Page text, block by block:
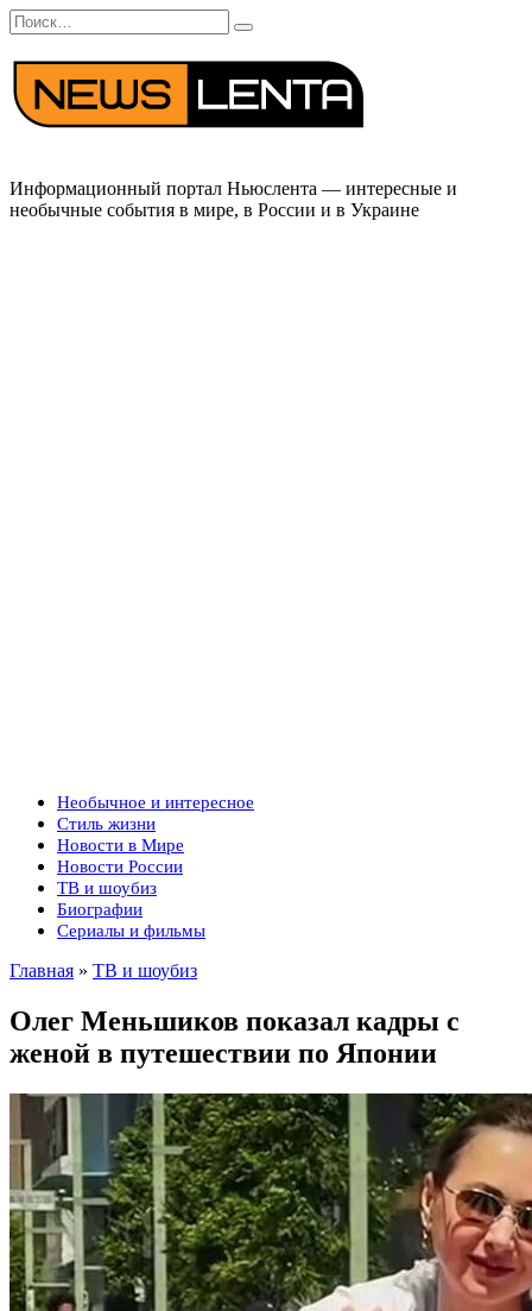
Перейти
к
содержанию
Search
for:
Информационный портал Ньюслента — интересные и
необычные события в мире, в России и в Украине
Необычное и интересное
Стиль жизни
Новости в Мире
Новости России
ТВ и шоубиз
Биографии
Сериалы и фильмы
Главная » ТВ и шоубиз
Олег Меньшиков показал кадры с
женой в путешествии по Японии